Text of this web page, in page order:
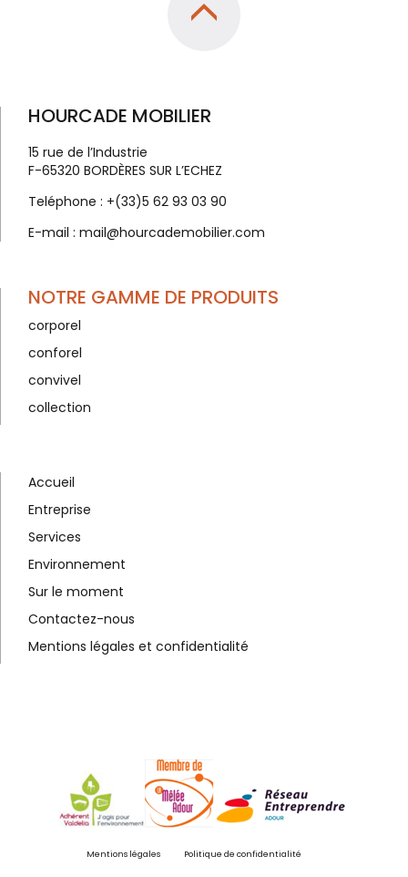
HOURCADE MOBILIER
15 rue de l’Industrie
F-65320 BORDÈRES SUR L’ECHEZ
Teléphone : +(33)5 62 93 03 90
E-mail : mail@hourcademobilier.com
NOTRE GAMME DE PRODUITS
corporel
conforel
convivel
collection
Accueil
Entreprise
Services
Environnement
Sur le moment
Contactez-nous
Mentions légales et confidentialité
Mentions légales Politique de confidentialité